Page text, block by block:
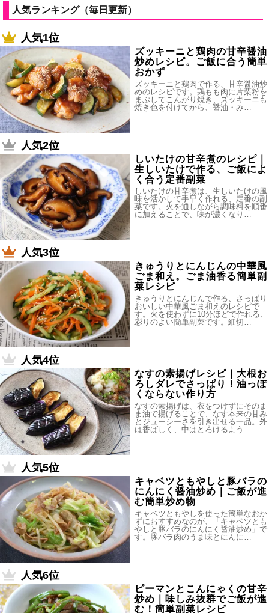
人気ランキング（毎日更新）
人気1位
ズッキーニと鶏肉の甘辛醤油
炒めレシピ。ご飯に合う簡単
おかず
ズッキーニと鶏肉で作る、甘辛醤油炒
めのレシピです。鶏もも肉に片栗粉を
まぶしてこんがり焼き、ズッキーニも
焼き色を付けてから、醤油・み…
人気2位
しいたけの甘辛煮のレシピ｜
生しいたけで作る、ご飯によ
く合う定番副菜
しいたけの甘辛煮は、生しいたけの風
味を活かして手早く作れる、定番の副
菜です。火を通しながら調味料を順番
に加えることで、味が濃くなり…
人気3位
きゅうりとにんじんの中華風
ごま和え。ごま油香る簡単副
菜レシピ
きゅうりとにんじんで作る、さっぱり
おいしい中華風ごま和えのレシピで
す。火を使わずに10分ほどで作れる、
彩りのよい簡単副菜です。細切…
人気4位
なすの素揚げレシピ｜大根お
ろしダレでさっぱり！油っぽ
くならない作り方
なすの素揚げは、衣をつけずにそのま
ま油で揚げることで、なす本来の甘み
とジューシーさを引き出せる一品。外
は香ばしく、中はとろけるよう…
人気5位
キャベツともやしと豚バラの
にんにく醤油炒め｜ご飯が進
む簡単炒め物
キャベツともやしを使った簡単なおか
ずにおすすめなのが、「キャベツとも
やしと豚バラのにんにく醤油炒め」で
す。豚バラ肉のうま味とにんに…
人気6位
ピーマンとこんにゃくの甘辛
炒め｜味しみ抜群でご飯が進
む！簡単副菜レシピ